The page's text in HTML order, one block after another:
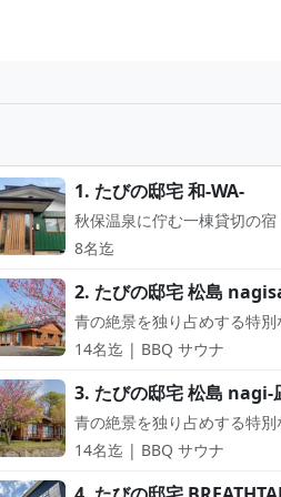
1. たびの邸宅 和-WA-
秋保温泉に佇む一棟貸切の宿
8名迄
2. たびの邸宅 松島
青の絶景を独り占めする特別
14名迄 | BBQ サウナ
3. たびの邸宅 松島 nagi-
青の絶景を独り占めする特別
14名迄 | BBQ サウナ